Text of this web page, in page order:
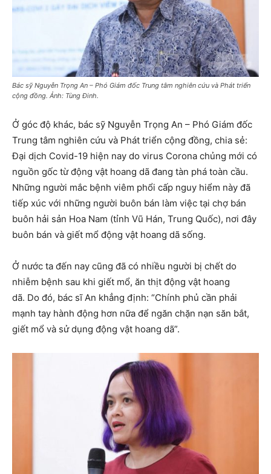
Bác sỹ Nguyễn Trọng An – Phó Giám đốc Trung tâm nghiên cứu và Phát triển
cộng đồng. Ảnh: Tùng Đinh.
Ở góc độ khác, bác sỹ Nguyễn Trọng An – Phó Giám đốc
Trung tâm nghiên cứu và Phát triển cộng đồng, chia sẻ:
Đại dịch Covid-19 hiện nay do virus Corona chủng mới có
nguồn gốc từ động vật hoang dã đang tàn phá toàn cầu.
Những người mắc bệnh viêm phổi cấp nguy hiểm này đã
tiếp xúc với những người buôn bán làm việc tại chợ bán
buôn hải sản Hoa Nam (tỉnh Vũ Hán, Trung Quốc), nơi đây
buôn bán và giết mổ động vật hoang dã sống.
Ở nước ta đến nay cũng đã có nhiều người bị chết do
nhiễm bệnh sau khi giết mổ, ăn thịt động vật hoang
dã. Do đó, bác sĩ An khẳng định: “Chính phủ cần phải
mạnh tay hành động hơn nữa để ngăn chặn nạn săn bắt,
giết mổ và sử dụng động vật hoang dã”.